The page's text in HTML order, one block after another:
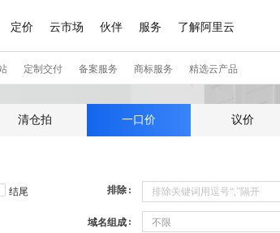
清仓拍 一口价 议价
结尾 排除
域名组成 不限